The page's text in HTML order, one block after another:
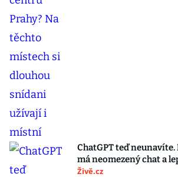
ChatGPT teď neunavíte.
má neomezený chat a
Živě.cz